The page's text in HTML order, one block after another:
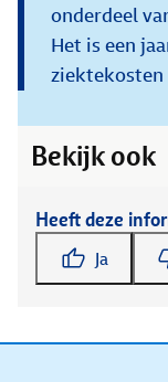
onderdeel
Het is een
ziektekosten
Bekijk ook
Heeft deze
Ja